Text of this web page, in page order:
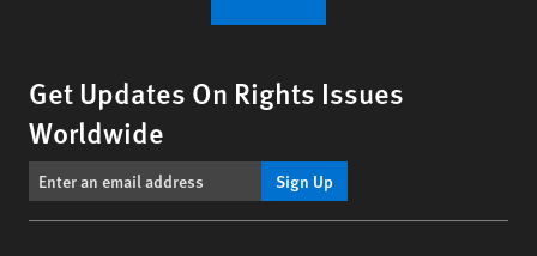
Get Updates On Rights Issues
Worldwide
Sign Up